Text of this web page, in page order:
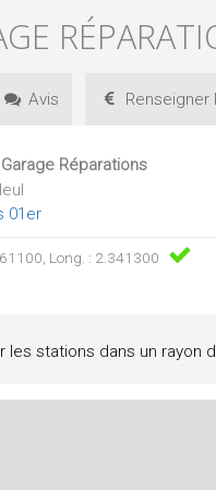
Avis Renseigner
Réparations
01er
Long. : 2.341300
les stations dans un rayon